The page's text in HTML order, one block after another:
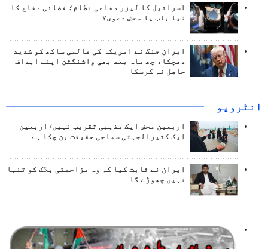
اسرائیل کا لیزر دفاعی نظام؛ فضائی دفاع کا
نیا باب یا محض دعوی؟
ایران جنگ نے امریکہ کی عالمی ساکھ کو شدید
دھچکا، چھ ماہ بعد بھی واشنگٹن اپنے اہداف
حاصل نہ کرسکا
انٹرويو
اربعین محض ایک مذہبی تقریب نہیں/ اربعین
ایک کثیرالجہتی سماجی حقیقت بن چکا ہے
ایران نے ثابت کیا کہ وہ مزاحمتی بلاک کو تنہا
نہیں چھوڑے گا